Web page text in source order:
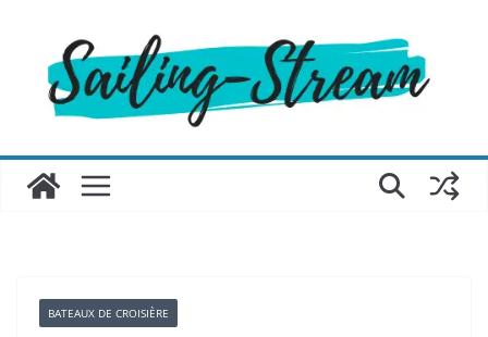
contenu
BATEAUX DE CROISIÈRE